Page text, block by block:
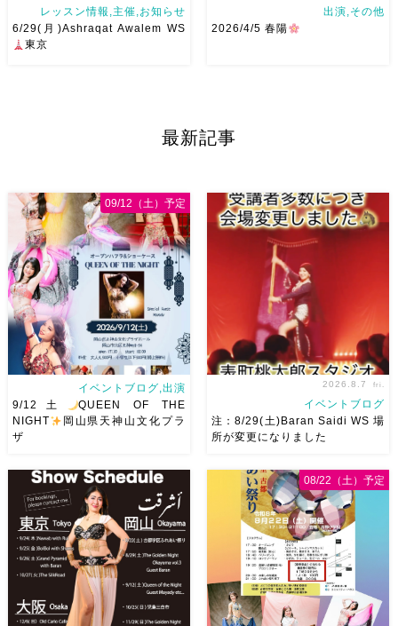
で踊らせ
した
第 […]
レッスン情報,主催,お知らせ
6/29(月)Ashraqat Awalem WS
東京
しゃむすちゃん、かるまさん
しそうなゲストの皆さま(●´艸
[…]
出演,その他
2026/4/5 春陽
最新記事
2026/9/12(土)Ricoさん主催
QUEEN OF THE NIGHT岡山
県天神山文化プラザ Guestに女
神 @mayadyorientaldance
さん
女神のオーラ浴びに行き
ましょー […]
イベントブログ,出演
9/12土
QUEEN OF THE
NIGHT
岡山県天神山文化プラ
ザ
09/12（土）予定
8/29（土）Baran Saidi WSお
申し込み多数につき会場変更し
ました♡ 表町桃太郎スタジオ
岡山県岡山市 北区表町2丁目6-
64 4階 ショー会場から近いの
で、安心♡駅からもバスで天満
屋バスス […]
2026.8.7 fri.
イベントブログ
注：8/29(土)Baran Saidi WS 場
所が変更になりました
08/22（土）予定